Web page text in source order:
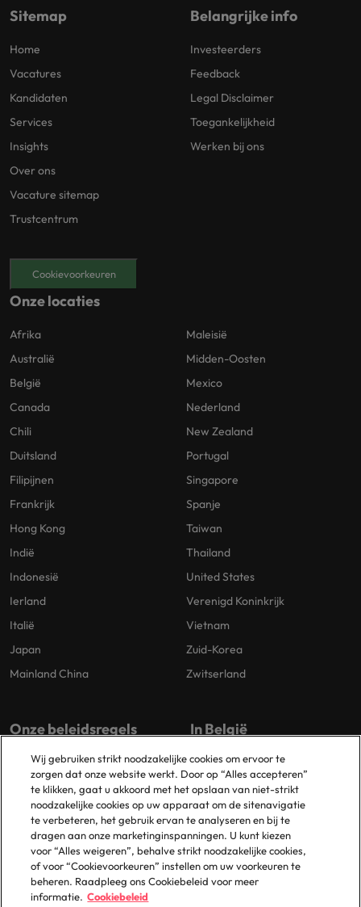
Sitemap
Home
Vacatures
Kandidaten
Services
Insights
Over ons
Vacature sitemap
Trustcentrum
Belangrijke info
Investeerders
Feedback
Legal Disclaimer
Toegankelijkheid
Werken bij ons
Cookievoorkeuren
Onze locaties
Afrika
Australië
België
Canada
Chili
Duitsland
Filipijnen
Frankrijk
Hong Kong
Indië
Indonesië
Ierland
Italië
Japan
Mainland China
Maleisië
Midden-Oosten
Mexico
Nederland
New Zealand
Portugal
Singapore
Spanje
Taiwan
Thailand
United States
Verenigd Koninkrijk
Vietnam
Zuid-Korea
Zwitserland
Onze beleidsregels
Privacybeleid
Cookiebeleid
Beleidsbibliotheek
In België
Antwerpen
Brussel
Gent
Groot-Bijgaarden
Zaventem
Wij gebruiken strikt noodzakelijke cookies om ervoor te
zorgen dat onze website werkt. Door op “Alles accepteren”
te klikken, gaat u akkoord met het opslaan van niet-strikt
noodzakelijke cookies op uw apparaat om de sitenavigatie
te verbeteren, het gebruik ervan te analyseren en bij te
dragen aan onze marketinginspanningen. U kunt kiezen
voor “Alles weigeren”, behalve strikt noodzakelijke cookies,
of voor “Cookievoorkeuren” instellen om uw voorkeuren te
beheren. Raadpleeg ons Cookiebeleid voor meer
informatie. Cookiebeleid